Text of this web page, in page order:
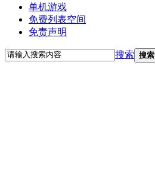
单机游戏
免费列表空间
免责声明
搜索 搜索